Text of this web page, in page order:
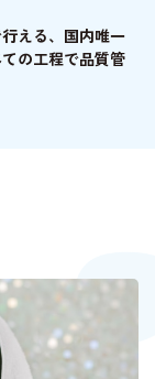
える、国内唯一
の工程で品質管